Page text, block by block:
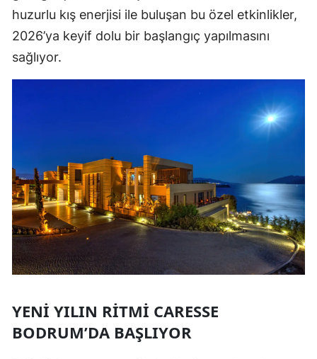
huzurlu kış enerjisi ile buluşan bu özel etkinlikler,
2026’ya keyif dolu bir başlangıç yapılmasını
sağlıyor.
YENI YILIN RITMI CARESSE
BODRUM’DA BAŞLIYOR